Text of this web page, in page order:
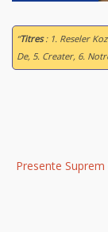
“Titres: 1. Reseler
De, 5. Creater, 6.
Presente Suprem